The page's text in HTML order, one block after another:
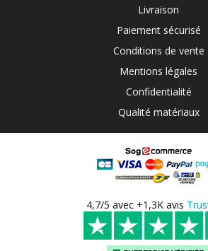
Livraison
Paiement sécurisé
Conditions de vente
Mentions légales
Confidentialité
Qualité matériaux
4,7/5 avec +1,3K avis